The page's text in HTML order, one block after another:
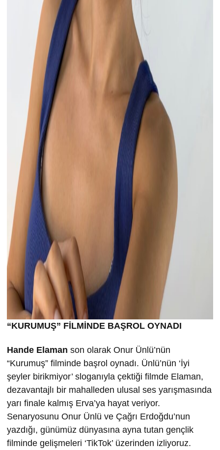
“KURUMUŞ” FİLMİNDE BAŞROL OYNADI
Hande Elaman son olarak Onur Ünlü’nün
“Kurumuş” filminde başrol oynadı. Ünlü’nün ‘İyi
şeyler birikmiyor’ sloganıyla çektiği filmde Elaman,
dezavantajlı bir mahalleden ulusal ses yarışmasında
yarı finale kalmış Erva’ya hayat veriyor.
Senaryosunu Onur Ünlü ve Çağrı Erdoğdu’nun
yazdığı, günümüz dünyasına ayna tutan gençlik
filminde gelişmeleri ‘TikTok’ üzerinden izliyoruz.